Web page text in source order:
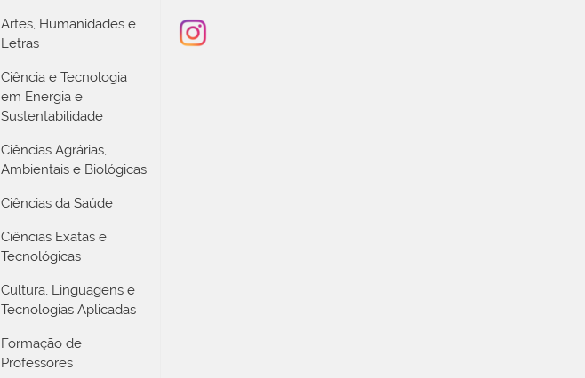
Artes, Humanidades e
Letras
Ciência e Tecnologia
em Energia e
Sustentabilidade
Ciências Agrárias,
Ambientais e Biológicas
Ciências da Saúde
Ciências Exatas e
Tecnológicas
Cultura, Linguagens e
Tecnologias Aplicadas
Formação de
Professores